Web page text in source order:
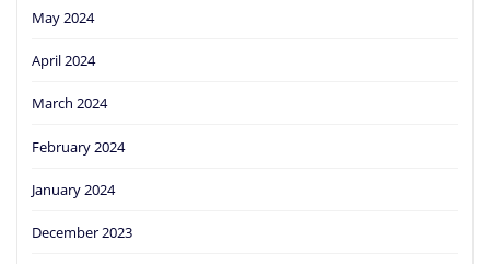
May 2024
April 2024
March 2024
February 2024
January 2024
December 2023